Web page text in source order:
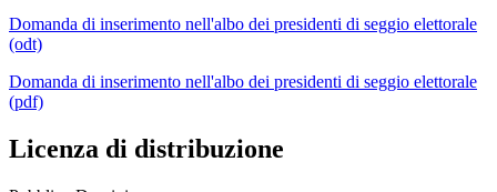
Domanda di inserimento nell'albo dei presidenti di seggio elettorale
(odt)
Domanda di inserimento nell'albo dei presidenti di seggio elettorale
(pdf)
Licenza di distribuzione